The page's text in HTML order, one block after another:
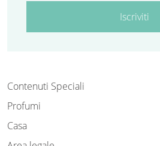
Iscriviti
Contenuti Speciali
Profumi
Casa